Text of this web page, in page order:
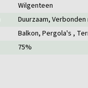
Wilgenteen
Duurzaam,
Balkon, Pergola's ,
75%